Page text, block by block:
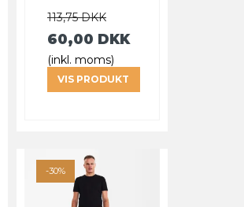
113,75 DKK
60,00 DKK
(inkl. moms)
VIS PRODUKT
-30%